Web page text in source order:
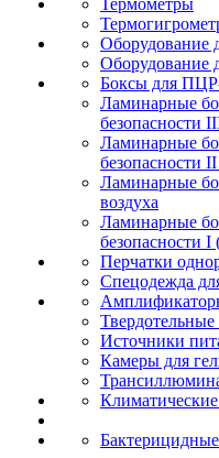
Термометры
Оборудование
Оборудование
Боксы для
Ламинарные
безопасности
Ламинарные
безопасности
Ламинарные
воздуха
Ламинарные
безопасности
Перчатки
Спецодежда
Твердотельные
Источники
Камеры для